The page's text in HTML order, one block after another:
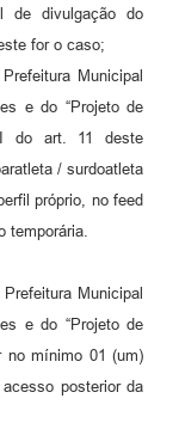
de divulgação do
for o caso;
Municipal
e do “Projeto de
I do art. 11 deste
/ surdoatleta
próprio, no feed
temporária.
Municipal
e do “Projeto de
no mínimo 01 (um)
posterior da